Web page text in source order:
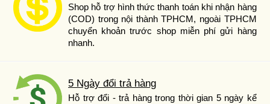
Shop hỗ trợ hình thức thanh toán khi nhận hàng
(COD) trong nội thành TPHCM, ngoài TPHCM
chuyển khoản trước shop miễn phí gửi hàng
nhanh.
5 Ngày đổi trả hàng
Hỗ trợ đổi - trả hàng trong thời gian 5 ngày kể